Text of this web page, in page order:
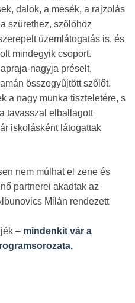
dalok, a mesék, a rajzolás
szürethez, szőlőhöz
üzemlátogatás is, és
mindegyik csoport.
nagyja préselt,
összegyűjtött szőlőt.
a nagy munka tiszteletére, s
tavasszal elballagott
iskolásként látogattak
nem múlhat el zene és
partnerei akadtak az
Milán rendezett
– mindenkit vár a